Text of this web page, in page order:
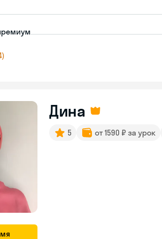
Дина
5 от 1590 ₽ за урок